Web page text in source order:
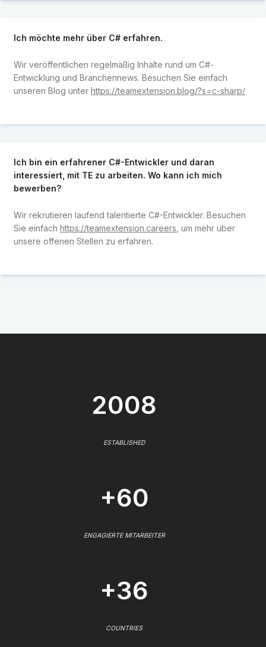
Ich möchte mehr über C# erfahren.
Wir veröffentlichen regelmäßig Inhalte rund um C#-
Entwicklung und Branchennews. Besuchen Sie einfach
unseren Blog unter https://teamextension.blog/?s=c-sharp/
Ich bin ein erfahrener C#-Entwickler und daran
interessiert, mit TE zu arbeiten. Wo kann ich mich
bewerben?
Wir rekrutieren laufend talentierte C#-Entwickler. Besuchen
Sie einfach https://teamextension.careers , um mehr über
unsere offenen Stellen zu erfahren.
2008
ESTABLISHED
+60
ENGAGIERTE MITARBEITER
+36
COUNTRIES